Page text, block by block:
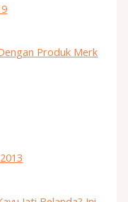
Produk Merk